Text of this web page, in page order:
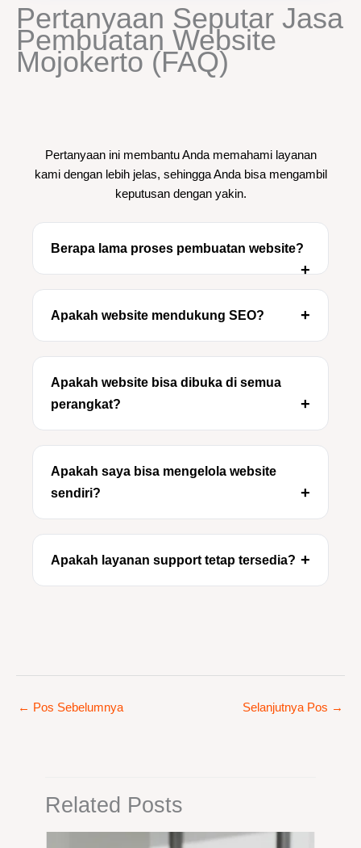
Pertanyaan Seputar Jasa
Pembuatan Website
Mojokerto (FAQ)
Pertanyaan ini membantu Anda memahami layanan
kami dengan lebih jelas, sehingga Anda bisa mengambil
keputusan dengan yakin.
Berapa lama proses pembuatan website?
Apakah website mendukung SEO?
Apakah website bisa dibuka di semua
perangkat?
Apakah saya bisa mengelola website
sendiri?
Apakah layanan support tetap tersedia?
← Pos Sebelumnya Selanjutnya Pos →
Related Posts